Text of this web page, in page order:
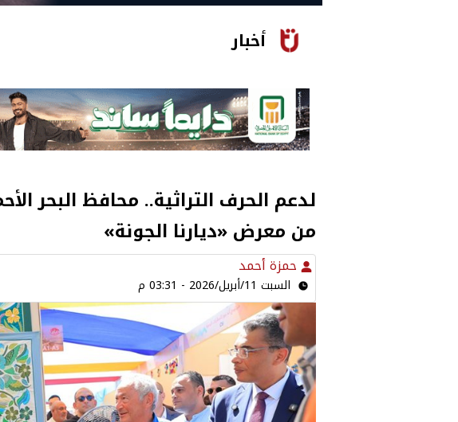
أخبار
لدعم الحرف التراثية.. محافظ البحر
من معرض «ديارنا الجونة»
حمزة أحمد
السبت 11/أبريل/2026 - 03:31 م